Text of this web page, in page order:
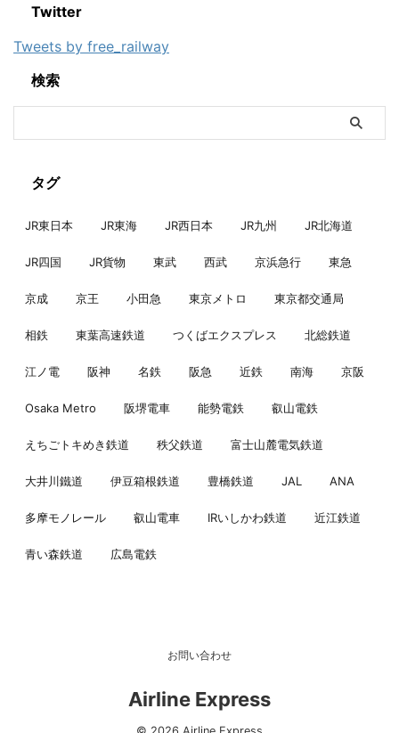
Twitter
Tweets by free_railway
検索
タグ
JR東日本 JR東海 JR西日本 JR九州 JR北海道
JR四国 JR貨物 東武 西武 京浜急行 東急
京成 京王 小田急 東京メトロ 東京都交通局
相鉄 東葉高速鉄道 つくばエクスプレス 北総鉄道
江ノ電 阪神 名鉄 阪急 近鉄 南海 京阪
Osaka Metro 阪堺電車 能勢電鉄 叡山電鉄
えちごトキめき鉄道 秩父鉄道 富士山麓電気鉄道
大井川鐵道 伊豆箱根鉄道 豊橋鉄道 JAL ANA
多摩モノレール 叡山電車 IRいしかわ鉄道 近江鉄道
青い森鉄道 広島電鉄
お問い合わせ
Airline Express